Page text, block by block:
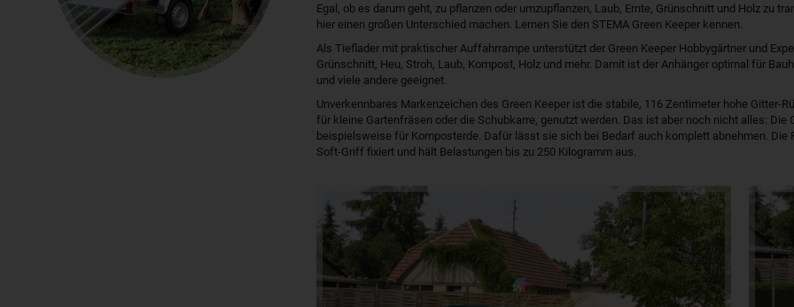
Egal, ob es darum geht, zu pflanzen oder umzupflanzen, Laub, Ernte, Grünschnitt und Holz zu
hier einen großen Unterschied machen. Lernen Sie den STEMA Green Keeper kennen.
Als Tieflader mit praktischer Auffahrrampe unterstützt der Green Keeper Hobbygärtner und
Grünschnitt, Heu, Stroh, Laub, Kompost, Holz und mehr. Damit ist der Anhänger optimal für
und viele andere geeignet.
Unverkennbares Markenzeichen des Green Keeper ist die stabile, 116 Zentimeter hohe Gitter-
für kleine Gartenfräsen oder die Schubkarre, genutzt werden. Das ist aber noch nicht alles:
beispielsweise für Komposterde. Dafür lässt sie sich bei Bedarf auch komplett abnehmen.
Soft-Griff fixiert und hält Belastungen bis zu 250 Kilogramm aus.